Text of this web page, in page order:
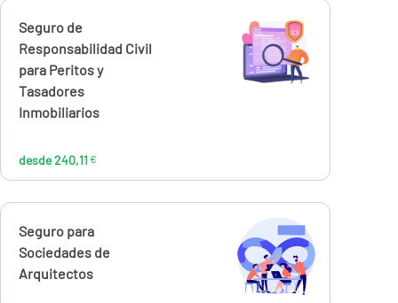
Calcúlalo ahora
Seguro de
Responsabilidad Civil
para Peritos y
Tasadores
Inmobiliarios
desde 240,11 €
240,11€
Calcúlalo ahora
Seguro para
Sociedades de
Arquitectos